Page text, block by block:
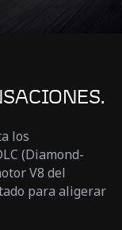
los
(Diamond-
V8 del
para aligerar